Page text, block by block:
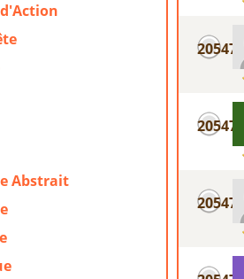
Abstrait
20547
20547
20547